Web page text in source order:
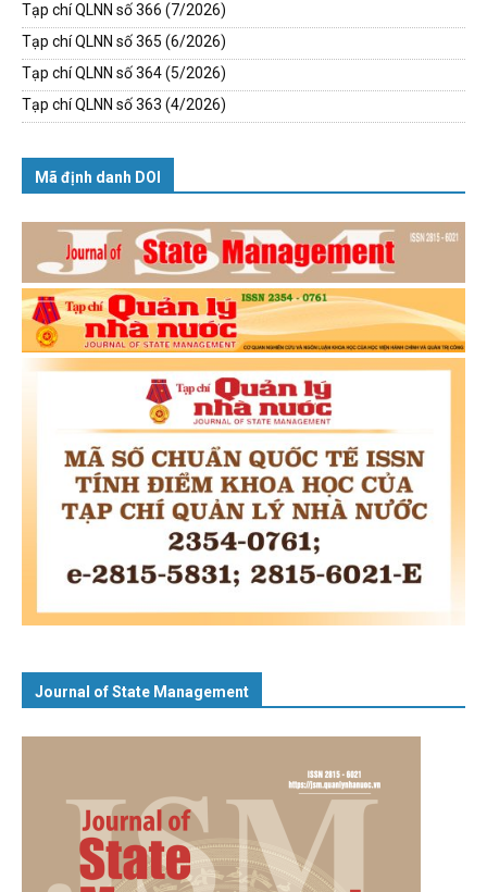
Tạp chí QLNN số 366 (7/2026)
Tạp chí QLNN số 365 (6/2026)
Tạp chí QLNN số 364 (5/2026)
Tạp chí QLNN số 363 (4/2026)
Mã định danh DOI
Journal of State Management